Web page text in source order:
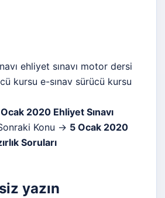
ehliyet sınavı motor dersi
kursu e-sınav sürücü kursu
2020 Ehliyet Sınavı
Konu → 5 Ocak 2020
Soruları
yazın